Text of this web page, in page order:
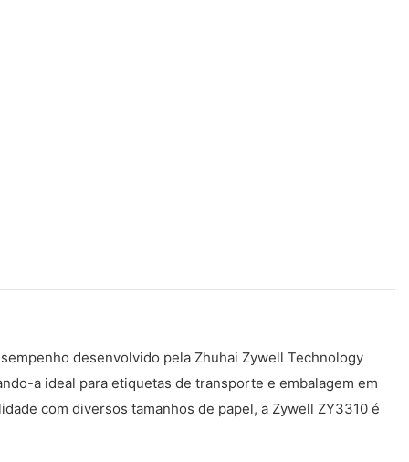
desenvolvido pela Zhuhai Zywell Technology
a ideal para etiquetas de transporte e embalagem em
com diversos tamanhos de papel, a Zywell ZY3310 é